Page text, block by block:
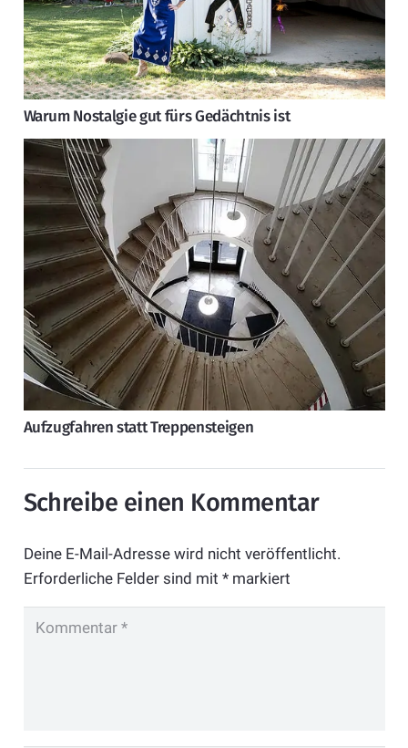
Warum Nostalgie gut fürs Gedächtnis ist
Aufzugfahren statt Treppensteigen
Schreibe einen Kommentar
Deine E-Mail-Adresse wird nicht veröffentlicht.
Erforderliche Felder sind mit *markiert